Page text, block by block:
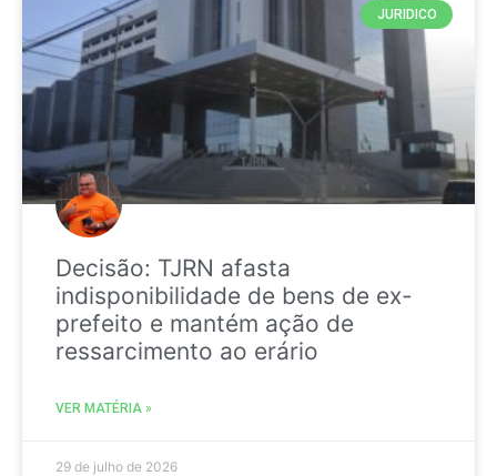
JURIDICO
Decisão: TJRN afasta
indisponibilidade de bens de ex-
prefeito e mantém ação de
ressarcimento ao erário
VER MATÉRIA »
29 de julho de 2026